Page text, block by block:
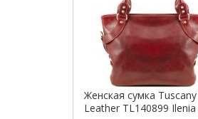
Женская сумка Tuscany
Leather TL140899 Ilenia